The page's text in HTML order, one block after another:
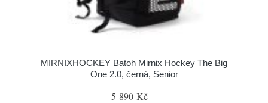
MIRNIXHOCKEY Batoh Mirnix Hockey The Big
One 2.0, černá, Senior
5 890 Kč